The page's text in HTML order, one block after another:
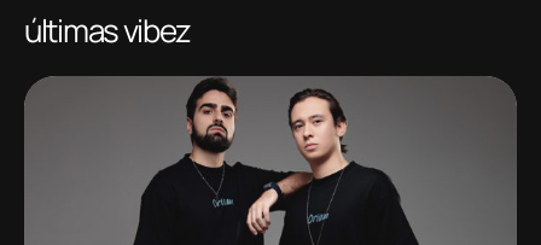
últimas vibez